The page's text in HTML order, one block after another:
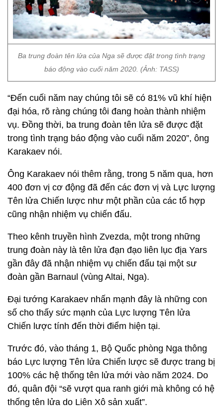
Ba trung đoàn tên lửa của Nga sẽ được đặt trong tình trạng
báo động vào cuối năm 2020. (Ảnh: TASS)
“Đến cuối năm nay chúng tôi sẽ có 81% vũ khí hiện
đại hóa, rõ ràng chúng tôi đang hoàn thành nhiệm
vụ. Đồng thời, ba trung đoàn tên lửa sẽ được đặt
trong tình trạng báo động vào cuối năm 2020”, ông
Karakaev nói.
Ông Karakaev nói thêm rằng, trong 5 năm qua, hơn
400 đơn vị cơ động đã đến các đơn vị và Lực lượng
Tên lửa Chiến lược như một phần của các tổ hợp
cũng nhận nhiệm vụ chiến đấu.
Theo kênh truyền hình Zvezda, một trong những
trung đoàn này là tên lửa đạn đạo liên lục địa Yars
gần đây đã nhận nhiệm vụ chiến đấu tại một sư
đoàn gần Barnaul (vùng Altai, Nga).
Đại tướng Karakaev nhấn mạnh đây là những con
số cho thấy sức mạnh của Lực lượng Tên lửa
Chiến lược tính đến thời điểm hiện tại.
Trước đó, vào tháng 1, Bộ Quốc phòng Nga thông
báo Lực lượng Tên lửa Chiến lược sẽ được trang bị
100% các hệ thống tên lửa mới vào năm 2024. Do
đó, quân đội “sẽ vượt qua ranh giới mà không có hệ
thống tên lửa do Liên Xô sản xuất”.